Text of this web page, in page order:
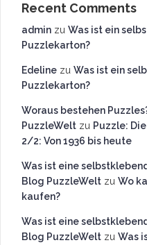
Recent Comments
admin zu Was ist ein
Puzzlekarton?
Edeline zu Was ist ein
Puzzlekarton?
Woraus bestehen
PuzzleWelt zu Puzzle:
2/2: Von 1936 bis heute
Was ist eine
Blog PuzzleWelt zu Wo
kaufen?
Was ist eine
Blog PuzzleWelt zu Was